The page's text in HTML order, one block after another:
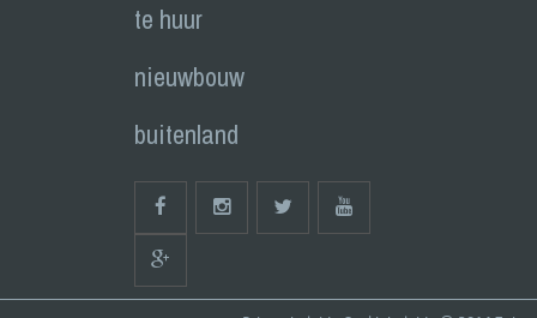
te huur
nieuwbouw
buitenland